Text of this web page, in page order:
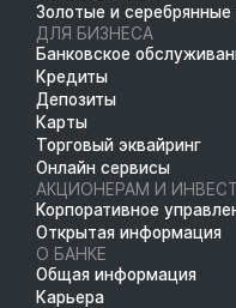
Золотые и
ДЛЯ БИЗНЕСА
Банковское
Кредиты
Депозиты
Карты
Торговый эквайринг
Онлайн сервисы
АКЦИОНЕРАМ И
Корпоративное
Открытая информация
О БАНКЕ
Общая информация
Карьера